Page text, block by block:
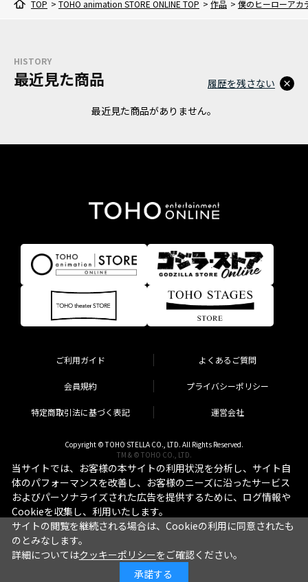
TOP > TOHO animation STORE ONLINE TOP > 作品 > 僕のヒーローアカ
HISTORY
最近見た商品
最近見た商品がありません。
履歴を残さない
ご利用ガイド よくあるご質問
会員規約 プライバシーポリシー
特定商取引法に基づく表記 運営会社
Copyright © TOHO STELLA CO., LTD. All Rights Reserved.
TM & © TOHO CO., LTD.
当サイトでは、お客様の本サイトの利用状況を分析し、サイト自
体のパフォーマンスを改善し、お客様のニーズに沿ったサービス
およびパーソナライズされた広告を提供するために、ログ情報や
Cookieを収集し、利用いたします。
サイトの閲覧を継続される場合は、Cookieの利用に同意されたも
のとみなします。
詳細についてはクッキーポリシーをご確認ください。
承諾する